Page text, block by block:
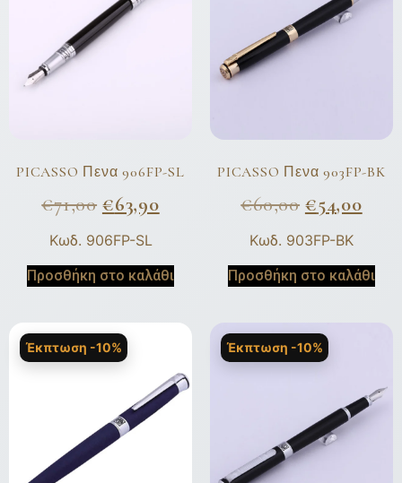
PICASSO Πενα 906FP-SL
€71,00 €63,90
Κωδ. 906FP-SL
Προσθήκη στο καλάθι
PICASSO Πενα 903FP-BK
€60,00 €54,00
Κωδ. 903FP-BK
Προσθήκη στο καλάθι
Έκπτωση -10% Έκπτωση -10%